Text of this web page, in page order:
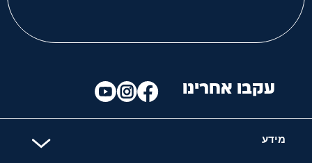
מידע
עקבו אחרינו